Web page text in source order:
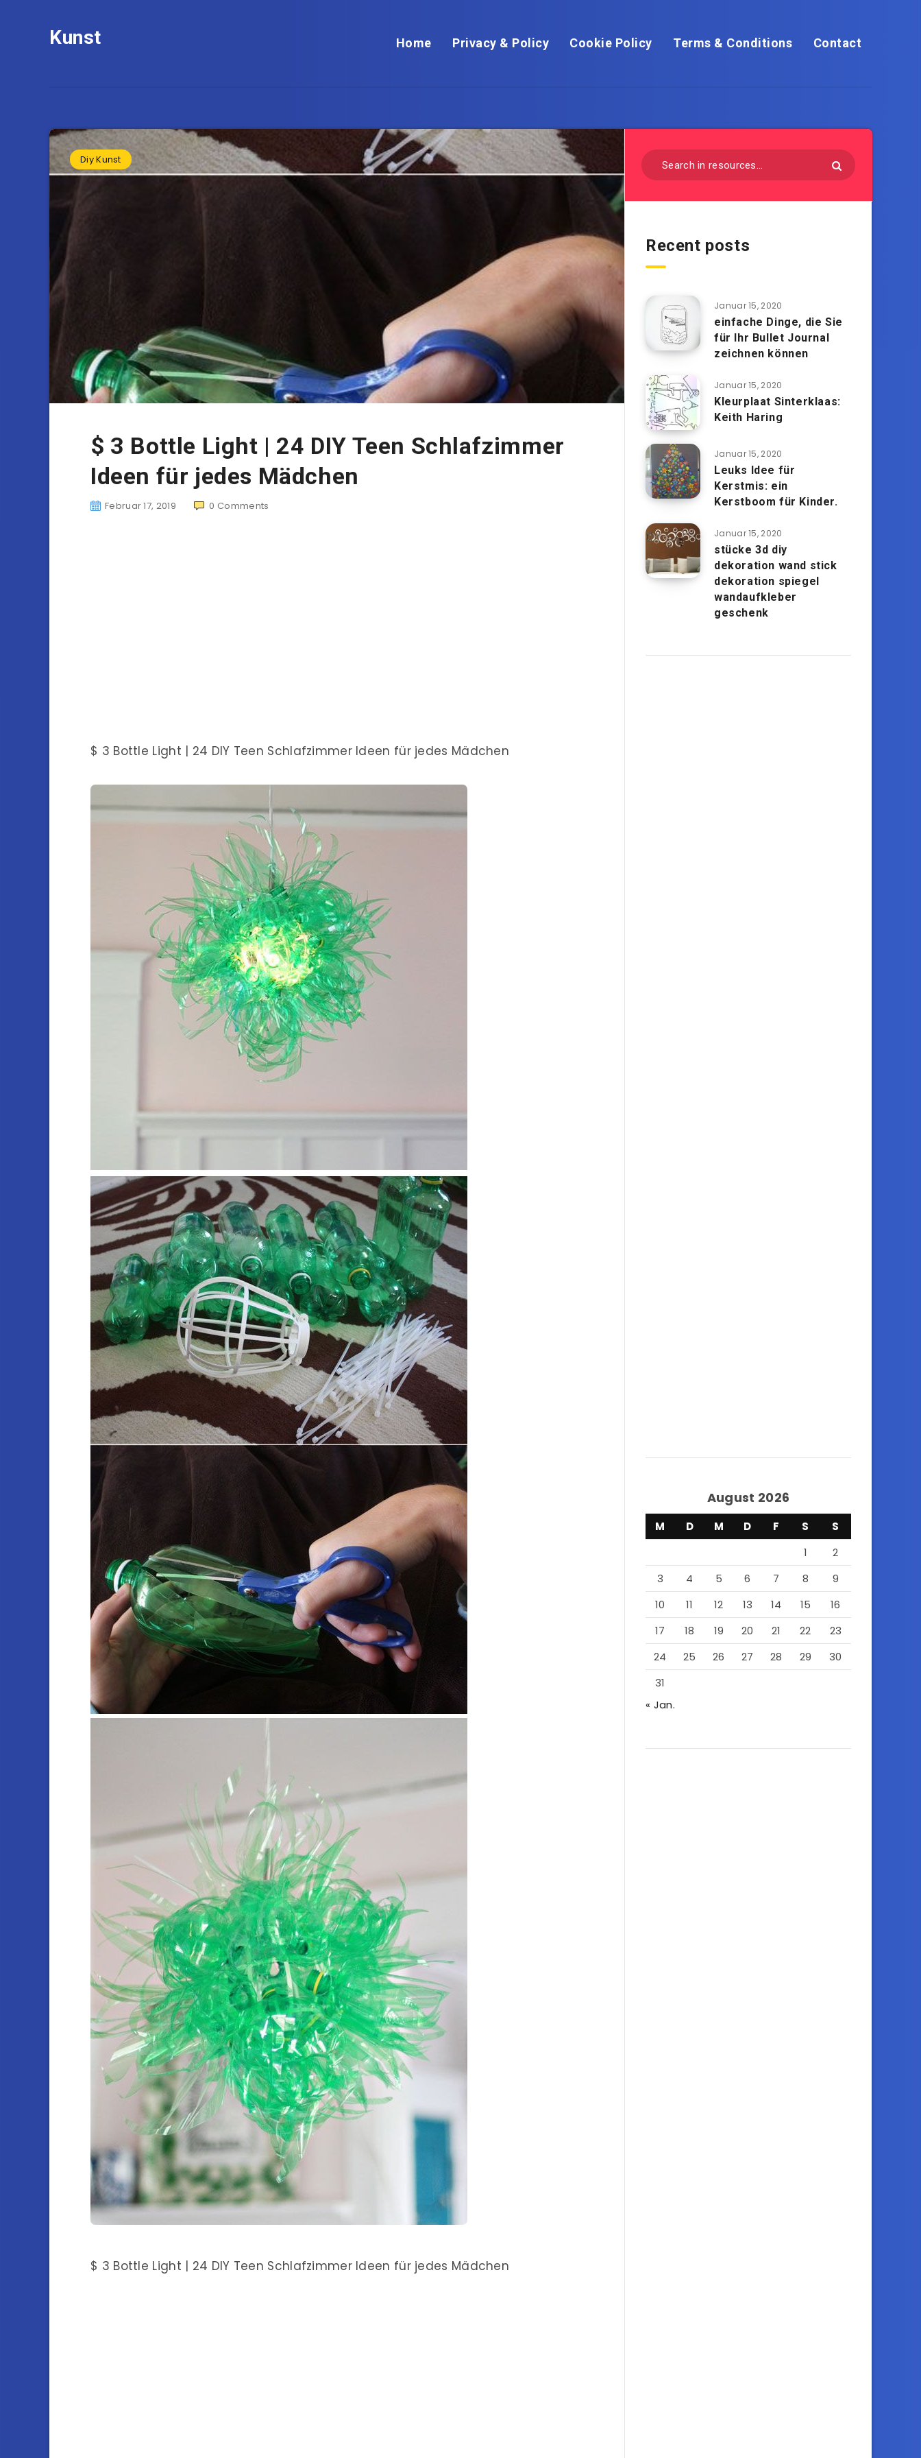
Kunst Home Privacy & Policy Cookie Policy Terms & Conditions Contact
Diy Kunst
$ 3 Bottle Light | 24 DIY Teen Schlafzimmer
Ideen für jedes Mädchen
Februar 17, 2019 0 Comments
$ 3 Bottle Light | 24 DIY Teen Schlafzimmer Ideen für jedes Mädchen
$ 3 Bottle Light | 24 DIY Teen Schlafzimmer Ideen für jedes Mädchen
Recent posts
Januar 15, 2020
einfache Dinge, die Sie
für Ihr Bullet Journal
zeichnen können
Januar 15, 2020
Kleurplaat Sinterklaas:
Keith Haring
Januar 15, 2020
Leuks Idee für
Kerstmis: ein
Kerstboom für Kinder.
Januar 15, 2020
stücke 3d diy
dekoration wand stick
dekoration spiegel
wandaufkleber
geschenk
August 2026
M D M D F S
S
1
2
3
4 5 6 7 8
9
10
11 12 13 14 15
16
17
18 19 20 21 22
23
24
25 26 27 28 29
30
31
« Jan.